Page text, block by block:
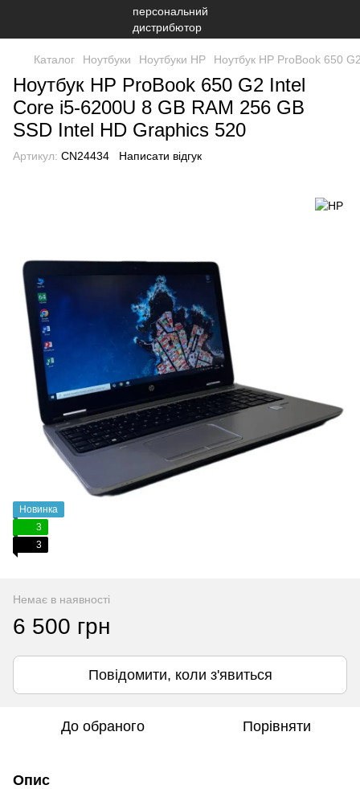
Каталог Ноутбуки Ноутбуки HP Ноутбук HP ProBook 650
Ноутбук HP ProBook 650 G2 Intel
Core i5-6200U 8 GB RAM 256 GB
SSD Intel HD Graphics 520
Артикул: CN24434 Написати відгук
Новинка
3
3
Немає в наявності
6 500 грн
Повідомити, коли з'явиться
До обраного Порівняти
Опис